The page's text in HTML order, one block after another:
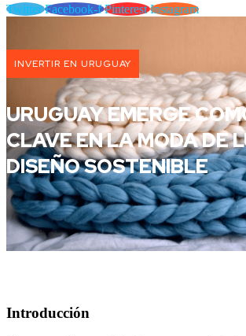
Twitter Facebook-f Pinterest Instagram
INVERTIR EN URUGUAY
URUGUAY EMERGE
CLAVE EN LA MODA DE
DISEÑO SOSTENIBLE
Introducción